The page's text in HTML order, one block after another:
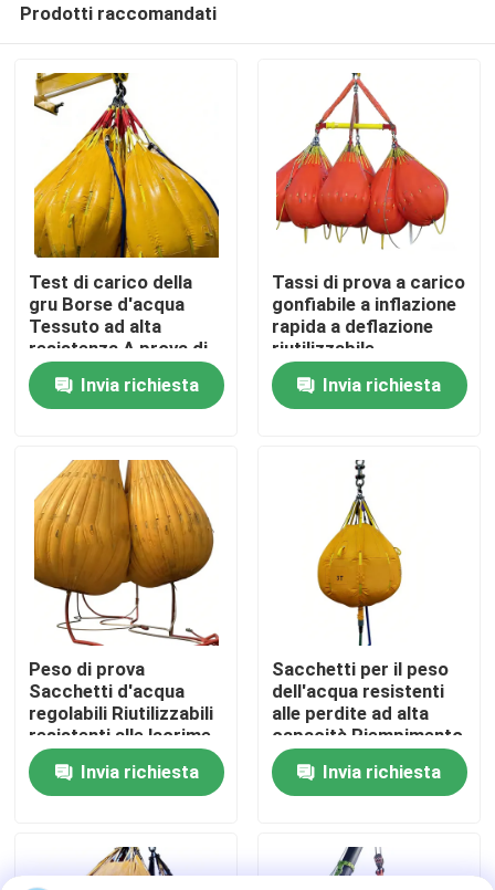
Casa
Prodotti
Video
Chi siamo
Fatory Tour
Controllo di qualità
Richiedere un preventivo
Airbag di gomma marina
Airbag marine gonfiabili
Prodotti raccomandati
Test di carico della
gru Borse d'acqua
Tessuto ad alta
resistenza A prova di
perdite Facile
trasportoInvia richiesta
Tassi di prova a carico
gonfiabile a inflazione
rapida a deflazione
riutilizzabile
resistente alla
corrosioneInvia richiesta
Peso di prova
Sacchetti d'acqua
regolabili Riutilizzabili
resistenti alle lacrime
Inflazione rapida
Invia richiesta
Sacchetti per il peso
dell'acqua resistenti
alle perdite ad alta
capacità Riempimento
rapido Peso leggero
DurableInvia richiesta